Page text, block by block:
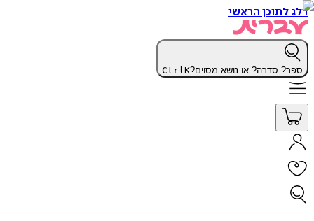
דלג לתוכן הראשי
ספר? סדרה? או נושא מסוים? CtrlK